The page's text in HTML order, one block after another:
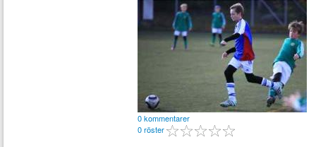
0 kommentarer
0 röster